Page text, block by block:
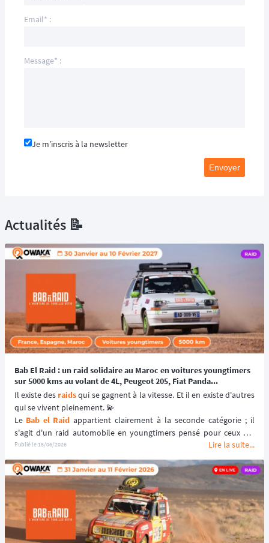
Email* :
Message* :
Je m’inscris à la newsletter
Envoyer
Actualités 📝
Bab El Raid : un raid solidaire au Maroc en voitures youngtimers
sur 5000 kms au volant de 4L, Peugeot 205, Fiat Panda...
Il existe des raids qui se gagnent à la vitesse. Et il en existe d'autres
qui se vivent pleinement. 💫
Le Bab el Raid appartient clairement à la seconde catégorie ; il
s'agit d'un raid automobile en youngtimers pensé pour ceux qui
veulent repousser leurs limites sans sacrifier le plaisir, la
découverte et l'engagement humain. ❤️
Traverser la France, piquer vers l'Espagne, franchir le détroit et
plonger dans les paysages spectaculaires du Maroc
— désert,
médinas, pistes ocre — à bord d'une voiture emblématique : voilà
ce que promet cet événement hors normes. 🚘
Au programme : défis de régularité, solidarité et découverte des
paysages à couper le souffle du désert marocain. 🏜️
Publié le 18/06/2026 Lire la suite...